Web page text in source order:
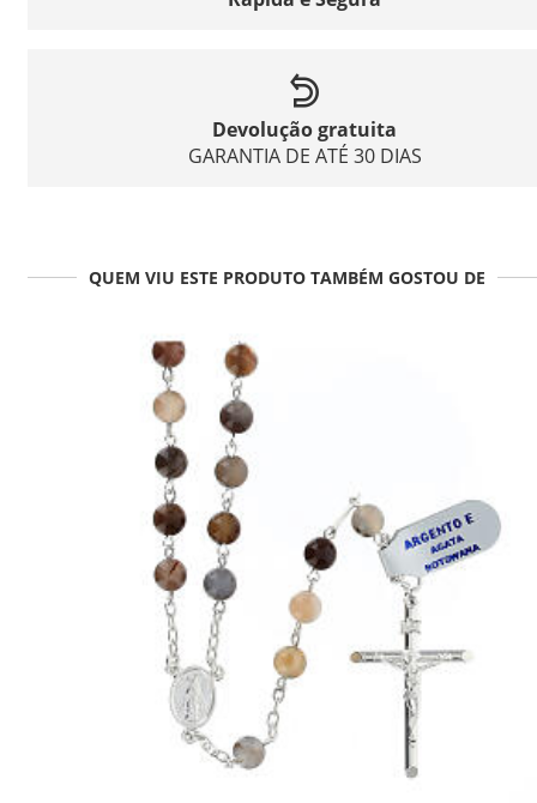
Devolução gratuita
GARANTIA DE ATÉ 30 DIAS
QUEM VIU ESTE PRODUTO TAMBÉM GOSTOU DE